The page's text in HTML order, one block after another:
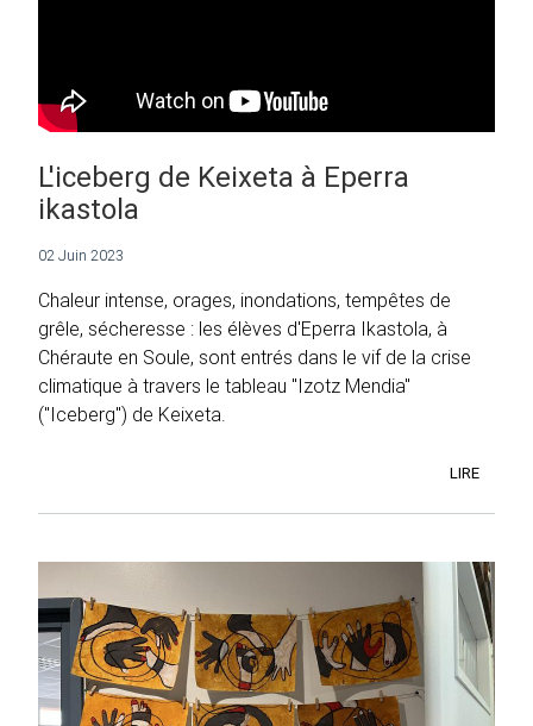
L'iceberg de Keixeta à Eperra
ikastola
02 Juin 2023
Chaleur intense, orages, inondations, tempêtes de
grêle, sécheresse : les élèves d'Eperra Ikastola, à
Chéraute en Soule, sont entrés dans le vif de la crise
climatique à travers le tableau "Izotz Mendia"
("Iceberg") de Keixeta.
LIRE